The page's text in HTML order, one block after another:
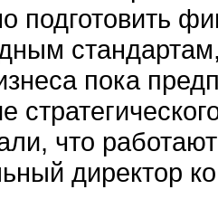
подготовить
пока
что
директор